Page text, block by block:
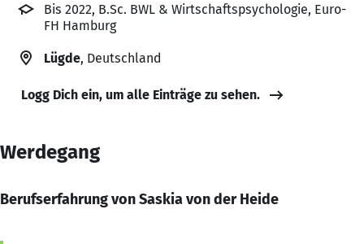
Bis 2022, B.Sc. BWL & Wirtschaftspsychologie, Euro-
FH Hamburg
Lügde, Deutschland
Logg Dich ein, um alle Einträge zu sehen.
Werdegang
Berufserfahrung von Saskia von der Heide